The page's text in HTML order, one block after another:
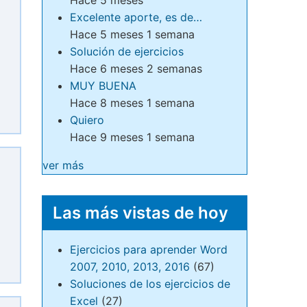
Excelente aporte, es de…
Hace 5 meses 1 semana
Solución de ejercicios
Hace 6 meses 2 semanas
MUY BUENA
Hace 8 meses 1 semana
Quiero
Hace 9 meses 1 semana
ver más
Las más vistas de hoy
Ejercicios para aprender Word
2007, 2010, 2013, 2016 (67)
Soluciones de los ejercicios de
Excel (27)